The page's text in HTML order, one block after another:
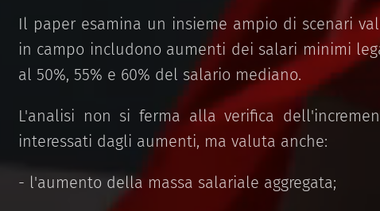
Il paper esamina un insieme ampio di scenari
in campo includono aumenti dei salari minimi
al 50%, 55% e 60% del salario mediano.
L'analisi non si ferma alla verifica
interessati dagli aumenti, ma valuta anche:
- l'aumento della massa salariale aggregata;